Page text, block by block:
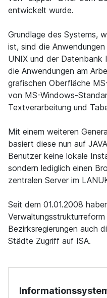
entwickelt wurde.
Grundlage des Systems,
ist, sind die
UNIX und der Datenbank
die Anwendungen am
grafischen Oberfläche
von MS-Windows-
Textverarbeitung und
Mit einem weiteren
basiert diese nun auf
Benutzer keine lokale
sondern lediglich einen
zentralen Server im
Seit dem 01.01.2008
Bezirksregierungen auch
Städte Zugriff auf ISA.